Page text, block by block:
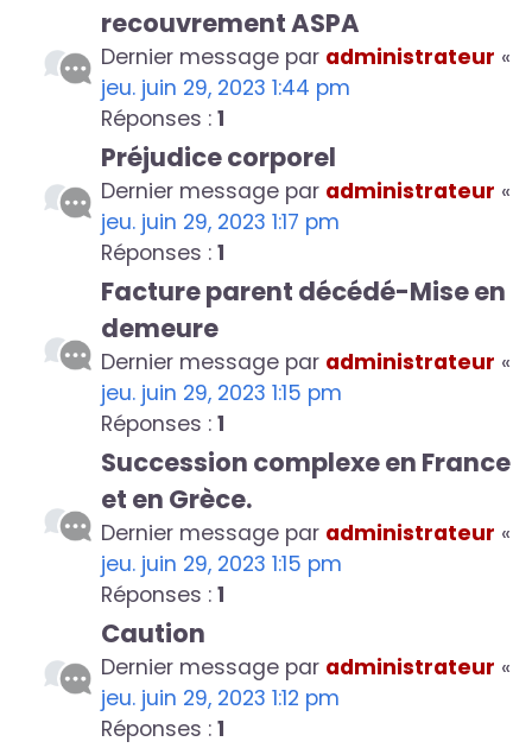
recouvrement ASPA
Dernier message par administrateur «
jeu. juin 29, 2023 1:44 pm
Réponses : 1
Préjudice corporel
Dernier message par administrateur «
jeu. juin 29, 2023 1:17 pm
Réponses : 1
Facture parent décédé-Mise en
demeure
Dernier message par administrateur «
jeu. juin 29, 2023 1:15 pm
Réponses : 1
Succession complexe en France
et en Grèce.
Dernier message par administrateur «
jeu. juin 29, 2023 1:15 pm
Réponses : 1
Caution
Dernier message par administrateur «
jeu. juin 29, 2023 1:12 pm
Réponses : 1